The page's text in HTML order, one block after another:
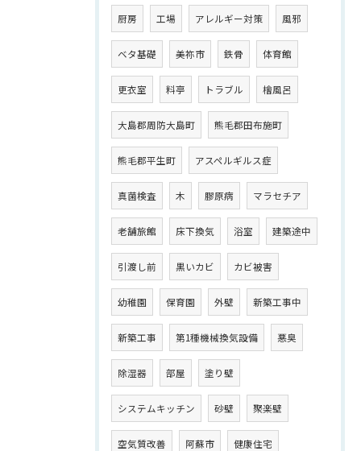
厨房 工場 アレルギー対策 風邪
ベタ基礎 美祢市 鉄骨 体育館
更衣室 料亭 トラブル 檜風呂
大島郡周防大島町 熊毛郡田布施町
熊毛郡平生町 アスペルギルス症
真菌検査 木 膠原病 マラセチア
老舗旅館 床下換気 浴室 建築途中
引渡し前 黒いカビ カビ被害
幼稚園 保育園 外壁 新築工事中
新築工事 第1種機械換気設備 悪臭
除湿器 部屋 塗り壁
システムキッチン 砂壁 聚楽壁
空気質改善 阿蘇市 健康住宅